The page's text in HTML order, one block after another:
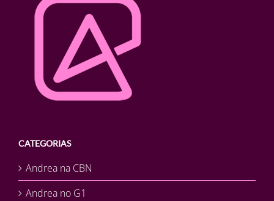
CATEGORIAS
Andrea na CBN
Andrea no G1